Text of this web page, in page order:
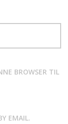
BROWSER TIL
EMAIL.